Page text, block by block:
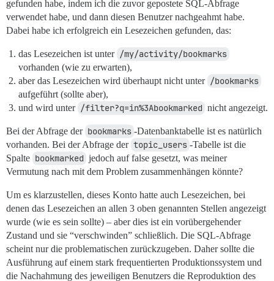
gefunden habe, indem ich die zuvor gepostete SQL-Abfrage
verwendet habe, und dann diesen Benutzer nachgeahmt habe.
Dabei habe ich erfolgreich ein Lesezeichen gefunden, das:
das Lesezeichen ist unter /my/activity/bookmarks
vorhanden (wie zu erwarten),
aber das Lesezeichen wird überhaupt nicht unter /bookmarks
aufgeführt (sollte aber),
und wird unter /filter?q=in%3Abookmarked nicht angezeigt.
Bei der Abfrage der bookmarks -Datenbanktabelle ist es natürlich
vorhanden. Bei der Abfrage der topic_users -Tabelle ist die
Spalte bookmarked jedoch auf false gesetzt, was meiner
Vermutung nach mit dem Problem zusammenhängen könnte?
Um es klarzustellen, dieses Konto hatte auch Lesezeichen, bei
denen das Lesezeichen an allen 3 oben genannten Stellen angezeigt
wurde (wie es sein sollte) – aber dies ist ein vorübergehender
Zustand und sie “verschwinden” schließlich. Die SQL-Abfrage
scheint nur die problematischen zurückzugeben. Daher sollte die
Ausführung auf einem stark frequentierten Produktionssystem und
die Nachahmung des jeweiligen Benutzers die Reproduktion des